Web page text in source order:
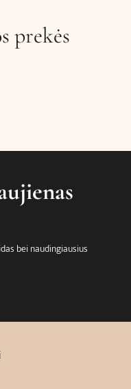
prekės
bei naudingiausius